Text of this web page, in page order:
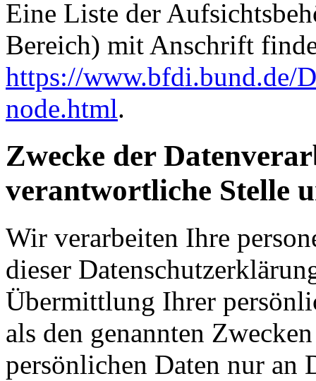
Eine Liste der
Bereich) mit Anschrift
https://www.bfdi.bund.de/
node.html.
Zwecke der
verantwortliche Stelle
Wir verarbeiten Ihre
dieser
Übermittlung Ihrer
als den genannten
persönlichen Daten nur an